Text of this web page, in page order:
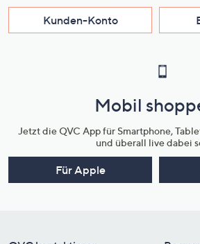
Kunden-Konto
Mobil
Jetzt die QVC App für Smartphone,
und überall live dabei
Für Apple